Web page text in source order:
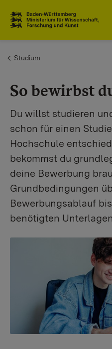
You are here:
Studium
So bewirbst
Du willst studieren
schon für einen
Hochschule
bekommst du
deine Bewerbung
Grundbedingungen
Bewerbungsablauf
benötigten
Show larger version for: